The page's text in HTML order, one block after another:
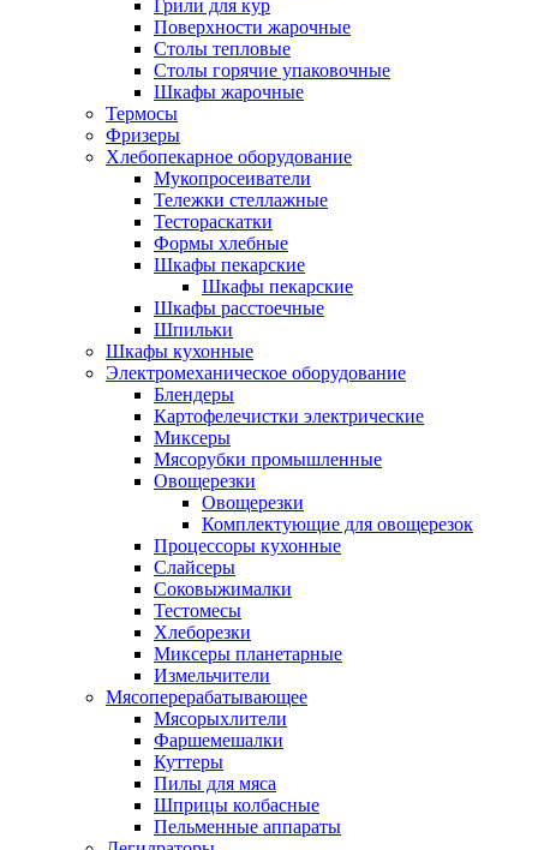
Грили для кур
Поверхности жарочные
Столы тепловые
Столы горячие упаковочные
Шкафы жарочные
Термосы
Фризеры
Хлебопекарное оборудование
Мукопросеиватели
Тележки стеллажные
Тестораскатки
Формы хлебные
Шкафы пекарские
Шкафы пекарские
Шкафы расстоечные
Шпильки
Шкафы кухонные
Электромеханическое оборудование
Блендеры
Картофелечистки электрические
Миксеры
Мясорубки промышленные
Овощерезки
Овощерезки
Комплектующие для овощерезок
Процессоры кухонные
Слайсеры
Соковыжималки
Тестомесы
Хлеборезки
Миксеры планетарные
Измельчители
Мясоперерабатывающее
Мясорыхлители
Фаршемешалки
Куттеры
Пилы для мяса
Шприцы колбасные
Пельменные аппараты